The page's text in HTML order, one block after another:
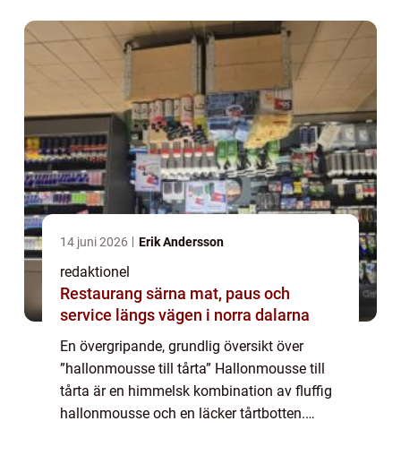
14 juni 2026 Erik Andersson
redaktionel
Restaurang särna mat, paus och
service längs vägen i norra dalarna
En övergripande, grundlig översikt över
”hallonmousse till tårta” Hallonmousse till
tårta är en himmelsk kombination av fluffig
hallonmousse och en läcker tårtbotten.